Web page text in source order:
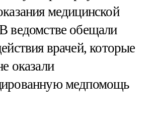
медицинской
ведомстве обещали
врачей, которые
оказали
медпомощь